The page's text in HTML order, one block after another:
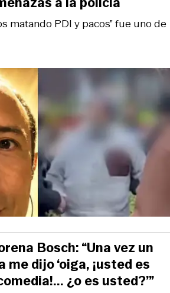
matando PDI y pacos” fue uno de
Bosch: “Una vez un
dijo ‘oiga, ¡usted es
¿o es usted?’”